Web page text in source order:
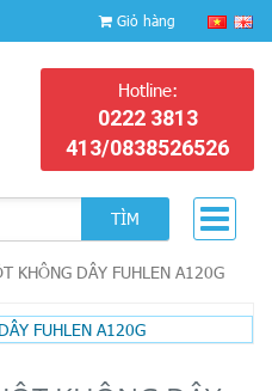
Giỏ hàng
Hotline:
0222 3813
413/0838526526
TÌM
KHÔNG DÂY FUHLEN A120G